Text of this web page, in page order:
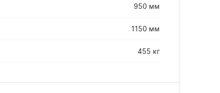
950 мм
1150 мм
455 кг